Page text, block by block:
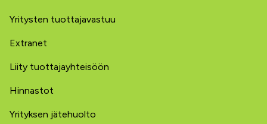
Yritysten tuottajavastuu
Extranet
Liity tuottajayhteisöön
Hinnastot
Yrityksen jätehuolto